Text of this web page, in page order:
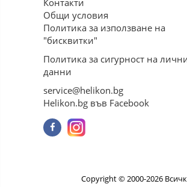
Контакти
Общи условия
Политика за използване на
"бисквитки"
Политика за сигурност на
данни
service@helikon.bg
Helikon.bg във Facebook
Copyright © 2000-2026